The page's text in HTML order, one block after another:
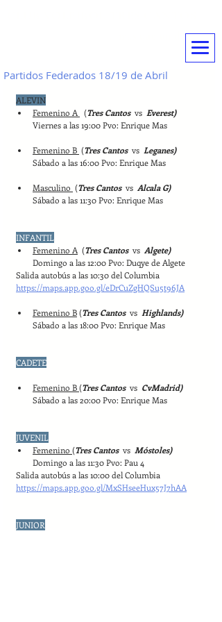
... mas que un deporte
Partidos Federados 18/19 de Abril
ALEVIN
Femenino A
  (
Tres Cantos vs Everest)
Viernes a las 19:00 Pvo: Enrique Mas
Femenino B (Tres Cantos vs Leganes)
Sábado a las 16:00 Pvo: Enrique Mas
Masculino (Tres Cantos vs Alcala G)
Sábado a las 11:30 Pvo: Enrique Mas
INFANTIL
Femenino A
  (
Tres Cantos vs Algete)
Domingo a las 12:00 Pvo: Duqye de Algete
Salida autobús a las 10:30 del Columbia
https://maps.app.goo.gl/eDrCuZgHQSu5t96JA
Femenino B (Tres Cantos vs Highlands)
Sábado a las 18:00 Pvo: Enrique Mas
CADETE
Femenino B (Tres Cantos vs CvMadrid)
Sábado a las 20:00 Pvo: Enrique Mas
JUVENIL
Femenino (Tres Cantos vs Móstoles)
Domingo a las 11:30 Pvo: Pau 4
Salida autobús a las 10:00 del Columbia
https://maps.app.goo.gl/MxSHseeHux57J7hAA
JUNIOR